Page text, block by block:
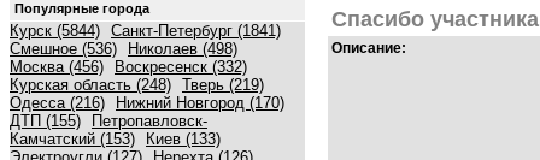
Популярные города
Курск (5844) Санкт-Петербург (1841)
Смешное (536)
Николаев (498)
Москва (456)
Воскресенск (332)
Курская область (248) Тверь (219)
Одесса (216)
Нижний Новгород (170)
ДТП (155)
Петропавловск-
Камчатский (153)
Киев (133)
Спасибо
Описание: